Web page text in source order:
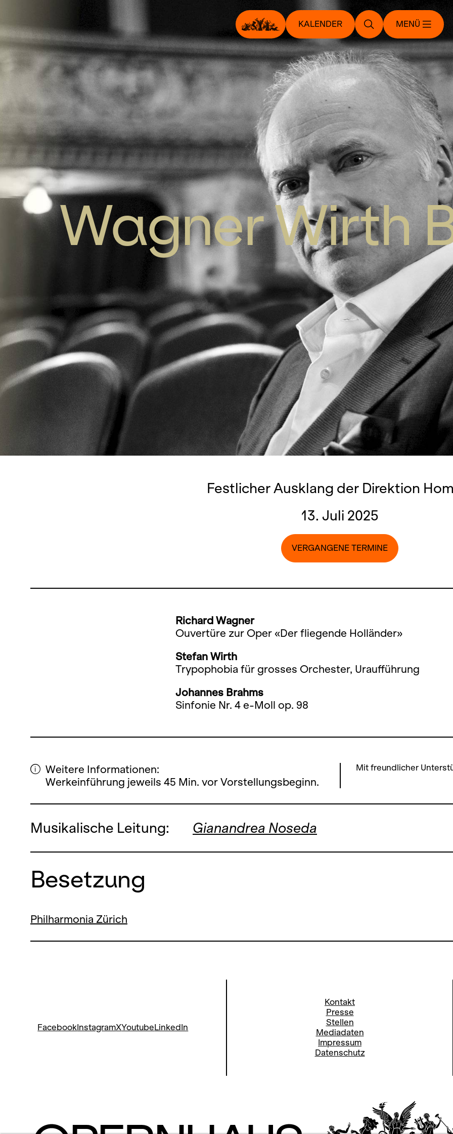
KALENDER MENÜ
Wagner Wirth
Festlicher Ausklang der Direktion
13. Juli 2025
VERGANGENE TERMINE
Richard Wagner
Ouvertüre zur Oper «Der fliegende Holländer»
Stefan Wirth
Trypophobia für grosses Orchester, Uraufführung
Johannes Brahms
Sinfonie Nr. 4 e-Moll op. 98
Weitere Informationen:
Werkeinführung jeweils 45 Min. vor Vorstellungsbeginn.
Mit freundlicher
Musikalische Leitung: Gianandrea Noseda
Besetzung
Philharmonia Zürich
FacebookInstagramXYoutubeLinkedIn
Kontakt
Presse
Stellen
Mediadaten
Impressum
Datenschutz